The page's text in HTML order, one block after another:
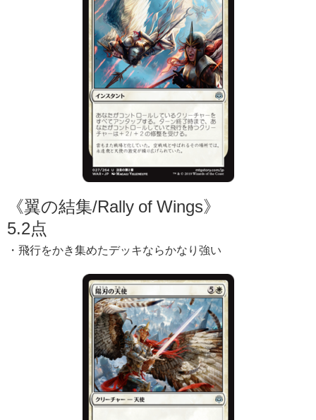
《翼の結集/Rally of Wings》
5.2点
・飛行をかき集めたデッキならかなり強い